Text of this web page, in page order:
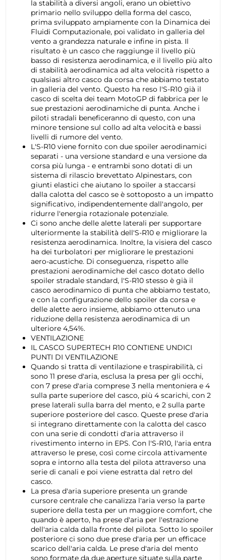
la stabilità a diversi angoli, erano un obiettivo
primario nello sviluppo della forma del casco,
prima sviluppato ampiamente con la Dinamica dei
Fluidi Computazionale, poi validato in galleria del
vento a grandezza naturale e infine in pista. Il
risultato è un casco che raggiunge il livello più
basso di resistenza aerodinamica, e il livello più alto
di stabilità aerodinamica ad alta velocità rispetto a
qualsiasi altro casco da corsa che abbiamo testato
in galleria del vento. Questo ha reso l'S-R10 già il
casco di scelta dei team MotoGP di fabbrica per le
sue prestazioni aerodinamiche di punta. Anche i
piloti stradali beneficeranno di questo, con una
minore tensione sul collo ad alta velocità e bassi
livelli di rumore del vento.
L'S-R10 viene fornito con due spoiler aerodinamici
separati - una versione standard e una versione da
corsa più lunga - e entrambi sono dotati di un
sistema di rilascio brevettato Alpinestars, con
giunti elastici che aiutano lo spoiler a staccarsi
dalla calotta del casco se è sottoposto a un impatto
significativo, indipendentemente dall'angolo, per
ridurre l'energia rotazionale potenziale.
Ci sono anche delle alette laterali per supportare
ulteriormente la stabilità dell'S-R10 e migliorare la
resistenza aerodinamica. Inoltre, la visiera del casco
ha dei turbolatori per migliorare le prestazioni
aero-acustiche. Di conseguenza, rispetto alle
prestazioni aerodinamiche del casco dotato dello
spoiler stradale standard, l'S-R10 stesso è già il
casco aerodinamico di punta che abbiamo testato,
e con la configurazione dello spoiler da corsa e
delle alette aero insieme, abbiamo ottenuto una
riduzione della resistenza aerodinamica di un
ulteriore 4,54%.
VENTILAZIONE
IL CASCO SUPERTECH R10 CONTIENE UNDICI
PUNTI DI VENTILAZIONE
Quando si tratta di ventilazione e traspirabilità, ci
sono 11 prese d'aria, esclusa la presa per gli occhi,
con 7 prese d'aria comprese 3 nella mentoniera e 4
sulla parte superiore del casco, più 4 scarichi, con 2
prese laterali sulla barra del mento, e 2 sulla parte
superiore posteriore del casco. Queste prese d'aria
si integrano direttamente con la calotta del casco
con una serie di condotti d'aria attraverso il
rivestimento interno in EPS. Con l'S-R10, l'aria entra
attraverso le prese, così come circola attivamente
sopra e intorno alla testa del pilota attraverso una
serie di canali e poi viene estratta dal retro del
casco.
La presa d'aria superiore presenta un grande
cursore centrale che canalizza l'aria verso la parte
superiore della testa per un maggiore comfort, che
quando è aperto, ha prese d'aria per l'estrazione
dell'aria calda dalla fronte del pilota. Sotto lo spoiler
posteriore ci sono due prese d'aria per un efficace
scarico dell'aria calda. Le prese d'aria del mento
sono formate da due aperture situate sulla parte